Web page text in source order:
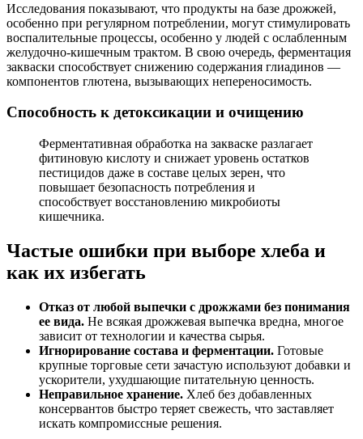
Исследования показывают, что продукты на базе дрожжей,
особенно при регулярном потреблении, могут стимулировать
воспалительные процессы, особенно у людей с ослабленным
желудочно-кишечным трактом. В свою очередь, ферментация
закваски способствует снижению содержания глиадинов —
компонентов глютена, вызывающих непереносимость.
Способность к детоксикации и очищению
Ферментативная обработка на закваске разлагает
фитиновую кислоту и снижает уровень остатков
пестицидов даже в составе целых зерен, что
повышает безопасность потребления и
способствует восстановлению микробиоты
кишечника.
Частые ошибки при выборе хлеба и
как их избегать
Отказ от любой выпечки с дрожжами без понимания
ее вида. Не всякая дрожжевая выпечка вредна, многое
зависит от технологии и качества сырья.
Игнорирование состава и ферментации. Готовые
крупные торговые сети зачастую используют добавки и
ускорители, ухудшающие питательную ценность.
Неправильное хранение. Хлеб без добавленных
консервантов быстро теряет свежесть, что заставляет
искать компромиссные решения.